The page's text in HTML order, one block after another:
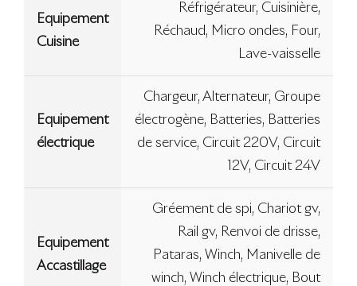
Equipement
Cuisine
Réfrigérateur, Cuisinière,
Réchaud, Micro ondes, Four,
Lave-vaisselle
Equipement
électrique
Chargeur, Alternateur, Groupe
électrogène, Batteries, Batteries
de service, Circuit 220V, Circuit
12V, Circuit 24V
Equipement
Accastillage
Gréement de spi, Chariot gv,
Rail gv, Renvoi de drisse,
Pataras, Winch, Manivelle de
winch, Winch électrique, Bout